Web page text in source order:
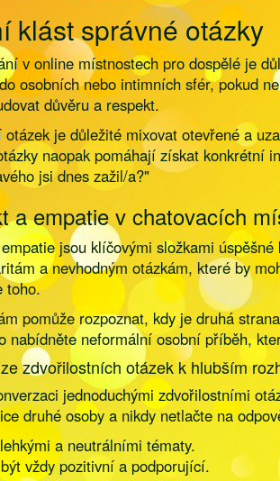
klást správné otázky
v online místnostech pro dospělé je
osobních nebo intimních sfér, pokud
důvěru a respekt.
otázek je důležité mixovat otevřené a
naopak pomáhají získat konkrétní
jsi dnes zažil/a?"
a empatie v chatovacích
jsou klíčovými složkami
a nevhodným otázkám, které by
toho.
pomůže rozpoznat, kdy je druhá
nabídněte neformální osobní příběh,
zdvořilostních otázek k hlubším
jednoduchými zdvořilostními
druhé osoby a nikdy netlačte na
a neutrálními tématy.
vždy pozitivní a podporující.